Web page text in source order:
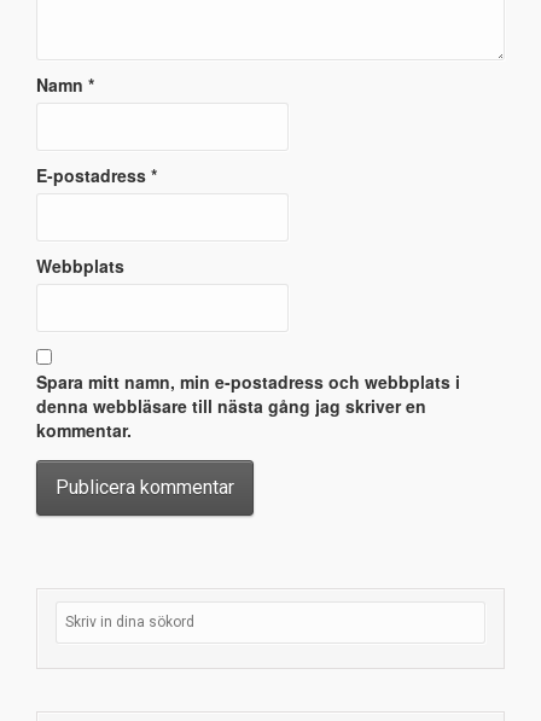
Namn *
E-postadress *
Webbplats
Spara mitt namn, min e-postadress och webbplats i
denna webbläsare till nästa gång jag skriver en
kommentar.